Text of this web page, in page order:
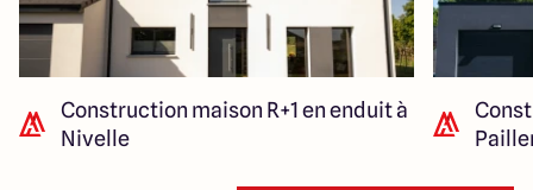
Construction maison R+1 en enduit à
Nivelle